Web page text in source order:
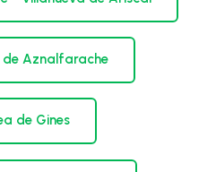
de Aznalfarache
de Gines